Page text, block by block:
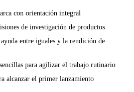
con orientación integral
de investigación de productos
entre iguales y la rendición de
para agilizar el trabajo rutinario
alcanzar el primer lanzamiento